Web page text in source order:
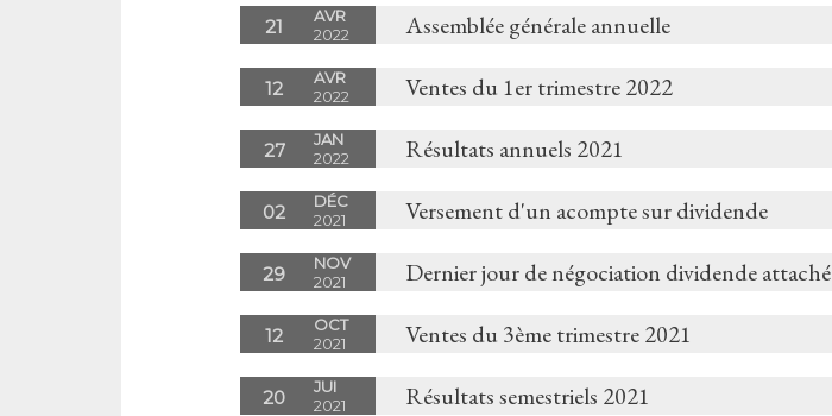
21
AVR
2022
Assemblée générale annuelle
12
AVR
2022
Ventes du 1er trimestre 2022
27
JAN
2022
Résultats annuels 2021
02
DÉC
2021
Versement d'un acompte sur dividende
29
NOV
2021
Dernier jour de négociation dividende attaché
12
OCT
2021
Ventes du 3ème trimestre 2021
20
JUI
2021
Résultats semestriels 2021